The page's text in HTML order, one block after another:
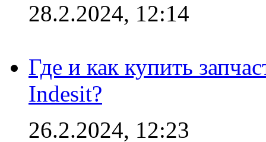
28.2.2024, 12:14
Где и как купить
Indesit?
26.2.2024, 12:23